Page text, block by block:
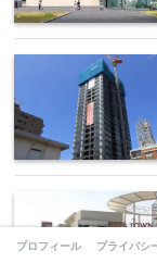
プロフィール プライバシ